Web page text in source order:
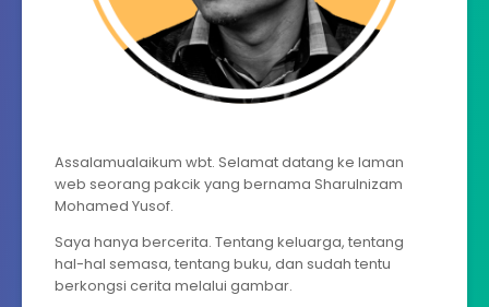
Assalamualaikum wbt. Selamat datang ke laman
web seorang pakcik yang bernama Sharulnizam
Mohamed Yusof.
Saya hanya bercerita. Tentang keluarga, tentang
hal-hal semasa, tentang buku, dan sudah tentu
berkongsi cerita melalui gambar.